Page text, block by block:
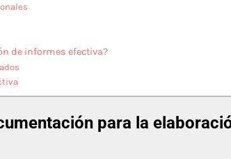
de informes efectiva?
para la